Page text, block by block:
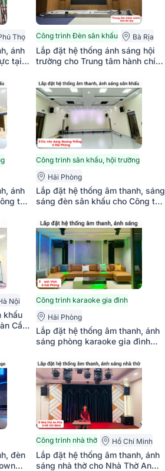
Thọ
ánh
tại
Công trình Đèn sân khấu Bà Rịa
Lắp đặt hệ thống ánh sáng hội
trường cho Trung tâm hành chính
Bksound Par18, Bksound
COB200, Bksound KD-
1500PT...)
ánh
ty
Công trình sân khấu, hội trường
Hải Phòng
Lắp đặt hệ thống âm thanh, sáng
sáng đèn sân khấu cho Công ty
Phòng (Alto AT2000 II, BIK CA-
J604, SVT PAR 20x12W,...)
Nội
khấu
Cầu
Công trình karaoke gia đình
Hải Phòng
Lắp đặt hệ thống âm thanh, ánh
sáng phòng karaoke gia đình
CMAX 4112, Crown T10, Beam
Pearl-S1, ZDGL ZD-K6,...)
đèn
Công trình nhà thờ Hồ Chí Minh
Lắp đặt hệ thống âm thanh, ánh
sáng nhà thờ cho Nhà Thờ An